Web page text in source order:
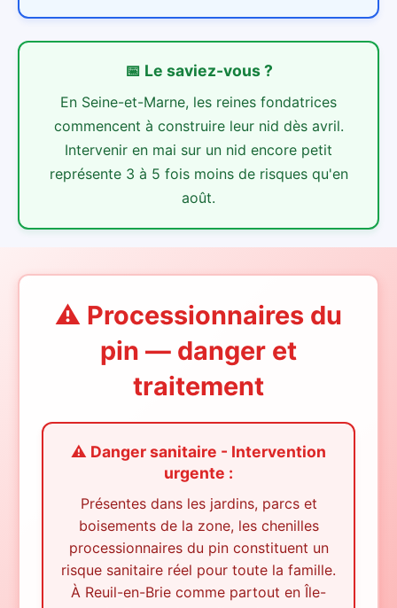
📅 Le saviez-vous ?
En Seine-et-Marne, les reines fondatrices
commencent à construire leur nid dès avril.
Intervenir en mai sur un nid encore petit
représente 3 à 5 fois moins de risques qu'en
août.
⚠️ Processionnaires du
pin — danger et
traitement
⚠️ Danger sanitaire - Intervention
urgente :
Présentes dans les jardins, parcs et
boisements de la zone, les chenilles
processionnaires du pin constituent un
risque sanitaire réel pour toute la famille.
À Reuil-en-Brie comme partout en Île-